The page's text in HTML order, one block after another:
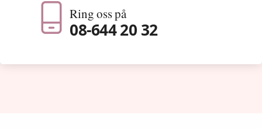
Ring oss på
08-644 20 32